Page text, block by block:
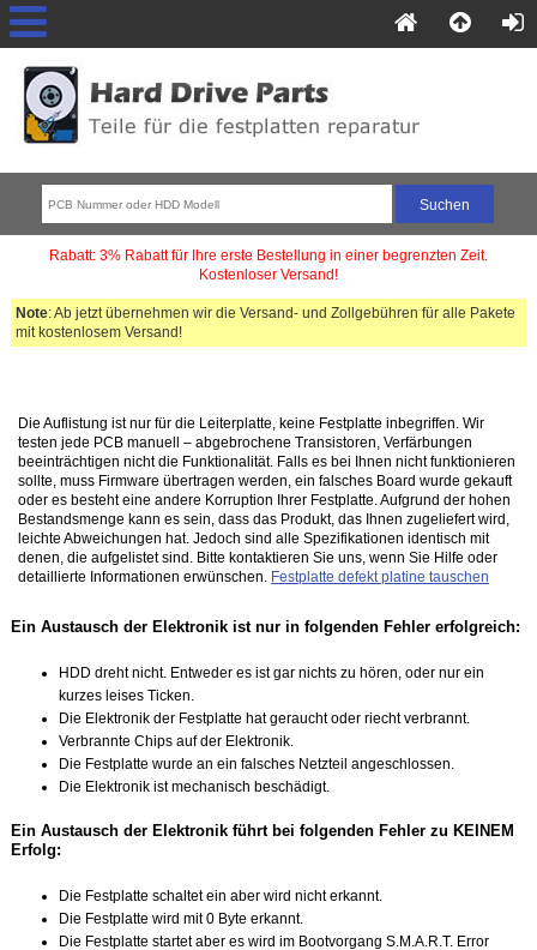
Rabatt: 3% Rabatt für Ihre erste Bestellung in einer begrenzten Zeit.
Kostenloser Versand!
Note: Ab jetzt übernehmen wir die Versand- und Zollgebühren für alle Pakete
mit kostenlosem Versand!
Die Auflistung ist nur für die Leiterplatte, keine Festplatte inbegriffen. Wir
testen jede PCB manuell – abgebrochene Transistoren, Verfärbungen
beeinträchtigen nicht die Funktionalität. Falls es bei Ihnen nicht funktionieren
sollte, muss Firmware übertragen werden, ein falsches Board wurde gekauft
oder es besteht eine andere Korruption Ihrer Festplatte. Aufgrund der hohen
Bestandsmenge kann es sein, dass das Produkt, das Ihnen zugeliefert wird,
leichte Abweichungen hat. Jedoch sind alle Spezifikationen identisch mit
denen, die aufgelistet sind. Bitte kontaktieren Sie uns, wenn Sie Hilfe oder
detaillierte Informationen erwünschen. Festplatte defekt platine tauschen
Ein Austausch der Elektronik ist nur in folgenden Fehler erfolgreich:
HDD dreht nicht. Entweder es ist gar nichts zu hören, oder nur ein
kurzes leises Ticken.
Die Elektronik der Festplatte hat geraucht oder riecht verbrannt.
Verbrannte Chips auf der Elektronik.
Die Festplatte wurde an ein falsches Netzteil angeschlossen.
Die Elektronik ist mechanisch beschädigt.
Ein Austausch der Elektronik führt bei folgenden Fehler zu KEINEM
Erfolg:
Die Festplatte schaltet ein aber wird nicht erkannt.
Die Festplatte wird mit 0 Byte erkannt.
Die Festplatte startet aber es wird im Bootvorgang S.M.A.R.T. Error